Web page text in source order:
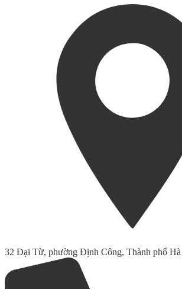
32 Đại Từ, phường Định Công, Thành phố